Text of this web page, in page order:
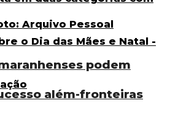
podem
além-fronteiras